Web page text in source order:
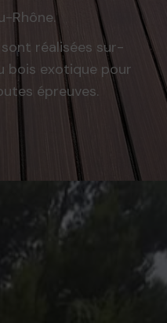
Rhône.
réalisées sur-
bois exotique pour
épreuves.